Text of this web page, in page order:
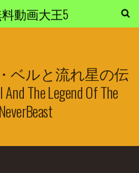
動画大王5
ベルと流れ星の伝
The Legend Of The
NeverBeast